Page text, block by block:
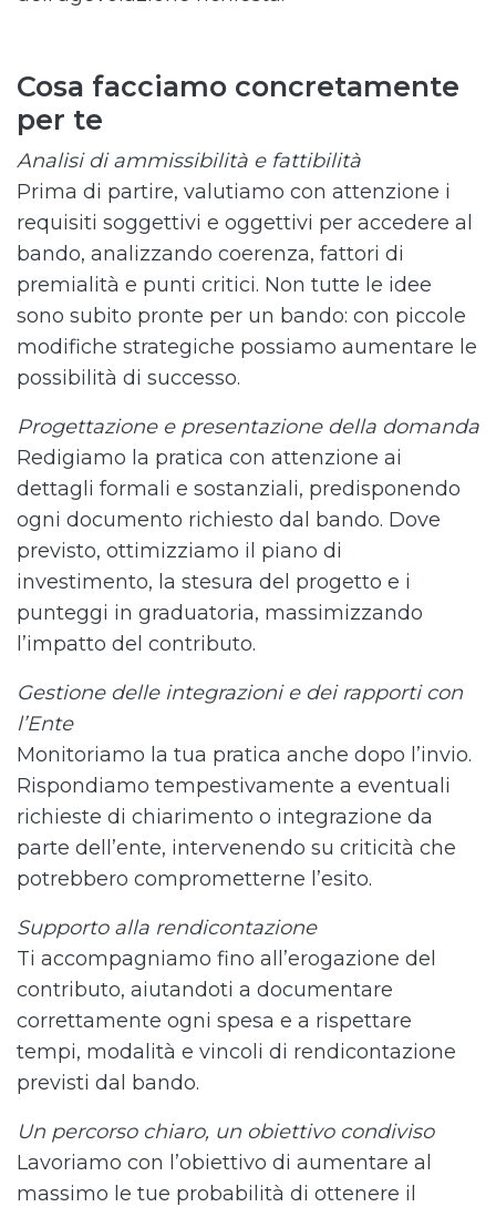
Cosa facciamo concretamente
per te
Analisi di ammissibilità e fattibilità
Prima di partire, valutiamo con attenzione i
requisiti soggettivi e oggettivi per accedere al
bando, analizzando coerenza, fattori di
premialità e punti critici. Non tutte le idee
sono subito pronte per un bando: con piccole
modifiche strategiche possiamo aumentare le
possibilità di successo.
Progettazione e presentazione della domanda
Redigiamo la pratica con attenzione ai
dettagli formali e sostanziali, predisponendo
ogni documento richiesto dal bando. Dove
previsto, ottimizziamo il piano di
investimento, la stesura del progetto e i
punteggi in graduatoria, massimizzando
l’impatto del contributo.
Gestione delle integrazioni e dei rapporti con
l’Ente
Monitoriamo la tua pratica anche dopo l’invio.
Rispondiamo tempestivamente a eventuali
richieste di chiarimento o integrazione da
parte dell’ente, intervenendo su criticità che
potrebbero comprometterne l’esito.
Supporto alla rendicontazione
Ti accompagniamo fino all’erogazione del
contributo, aiutandoti a documentare
correttamente ogni spesa e a rispettare
tempi, modalità e vincoli di rendicontazione
previsti dal bando.
Un percorso chiaro, un obiettivo condiviso
Lavoriamo con l’obiettivo di aumentare al
massimo le tue probabilità di ottenere il